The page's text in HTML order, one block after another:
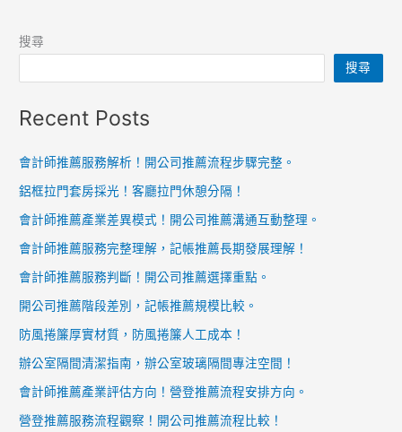
具！
用
美
搜尋
搜尋
Recent Posts
會計師推薦服務解析！開公司推薦流程步驟完整。
鋁框拉門套房採光！客廳拉門休憩分隔！
會計師推薦產業差異模式！開公司推薦溝通互動整理。
會計師推薦服務完整理解，記帳推薦長期發展理解！
會計師推薦服務判斷！開公司推薦選擇重點。
開公司推薦階段差別，記帳推薦規模比較。
防風捲簾厚實材質，防風捲簾人工成本！
辦公室隔間清潔指南，辦公室玻璃隔間專注空間！
會計師推薦產業評估方向！營登推薦流程安排方向。
營登推薦服務流程觀察！開公司推薦流程比較！